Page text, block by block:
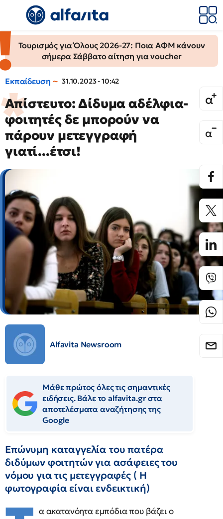
Τουρισμός για Όλους 2026-27: Ποια ΑΦΜ κάνουν
σήμερα Σάββατο αίτηση για voucher
Εκπαίδευση 31.10.2023 - 10:42
Απίστευτο: Δίδυμα αδέλφια-
φοιτητές δε μπορούν να
πάρουν μετεγγραφή
γιατί...έτσι!
Alfavita Newsroom
Μάθε πρώτος όλες τις σημαντικές
ειδήσεις. Βάλε το alfavita.gr στα
αποτελέσματα αναζήτησης της
Google
Επώνυμη καταγγελία του πατέρα
διδύμων φοιτητών για ασάφειες του
νόμου για τις μετεγγραφές ( Η
φωτογραφία είναι ενδεικτική)
α ακατανόητα εμπόδια που βάζει ο